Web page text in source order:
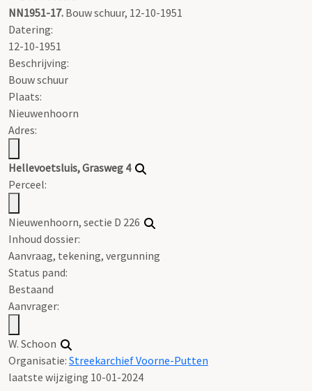
NN1951-17. Bouw schuur, 12-10-1951
Datering:
12-10-1951
Beschrijving:
Bouw schuur
Plaats:
Nieuwenhoorn
Adres:
Hellevoetsluis, Grasweg 4
Perceel:
Nieuwenhoorn, sectie D 226
Inhoud dossier:
Aanvraag, tekening, vergunning
Status pand:
Bestaand
Aanvrager:
W. Schoon
Organisatie: Streekarchief Voorne-Putten
laatste wijziging 10-01-2024